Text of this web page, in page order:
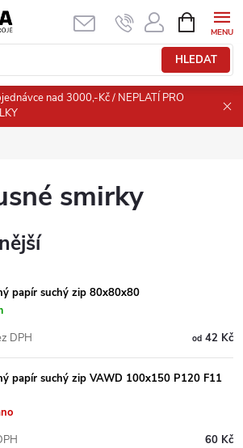
HLEDAT
NÁKUPNÍ
KOŠÍK
nad 3000,-Kč / NEPLATÍ PRO
smirky
papír suchý zip 80x80x80
od42 Kč
DPH
papír suchý zip VAWD 100x150 P120 F11
60 Kč